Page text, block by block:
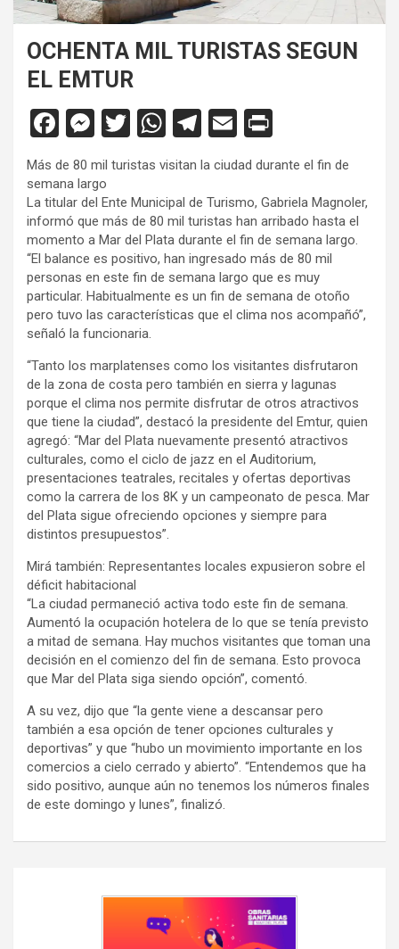
OCHENTA MIL TURISTAS SEGUN
EL EMTUR
F
a
ce
b
o
o
k
M
es
se
n
g
er
T
wi
tt
er
W
h
at
s
A
p
p
T
el
e
gr
a
m
E
m
ail
in
tF
ri
e
n
dl
y
Más de 80 mil turistas visitan la ciudad durante el fin de
semana largo
La titular del Ente Municipal de Turismo, Gabriela Magnoler,
informó que más de 80 mil turistas han arribado hasta el
momento a Mar del Plata durante el fin de semana largo.
“El balance es positivo, han ingresado más de 80 mil
personas en este fin de semana largo que es muy
particular. Habitualmente es un fin de semana de otoño
pero tuvo las características que el clima nos acompañó”,
señaló la funcionaria.
“Tanto los marplatenses como los visitantes disfrutaron
de la zona de costa pero también en sierra y lagunas
porque el clima nos permite disfrutar de otros atractivos
que tiene la ciudad”, destacó la presidente del Emtur, quien
agregó: “Mar del Plata nuevamente presentó atractivos
culturales, como el ciclo de jazz en el Auditorium,
presentaciones teatrales, recitales y ofertas deportivas
como la carrera de los 8K y un campeonato de pesca. Mar
del Plata sigue ofreciendo opciones y siempre para
distintos presupuestos”.
Mirá también: Representantes locales expusieron sobre el
déficit habitacional
“La ciudad permaneció activa todo este fin de semana.
Aumentó la ocupación hotelera de lo que se tenía previsto
a mitad de semana. Hay muchos visitantes que toman una
decisión en el comienzo del fin de semana. Esto provoca
que Mar del Plata siga siendo opción”, comentó.
A su vez, dijo que “la gente viene a descansar pero
también a esa opción de tener opciones culturales y
deportivas” y que “hubo un movimiento importante en los
comercios a cielo cerrado y abierto”. “Entendemos que ha
sido positivo, aunque aún no tenemos los números finales
de este domingo y lunes”, finalizó.